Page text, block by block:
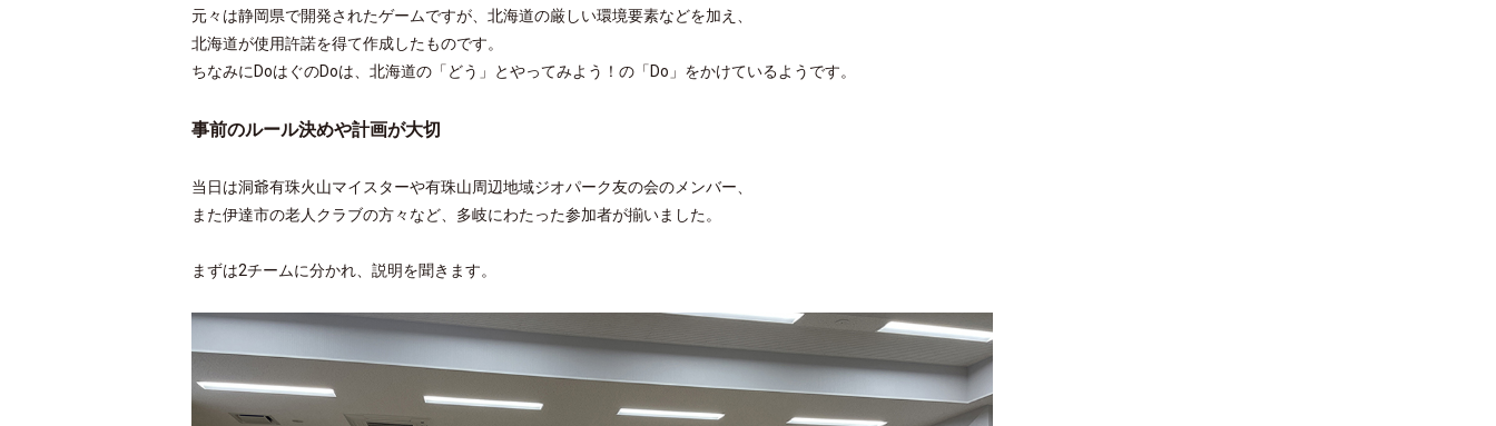
元々は静岡県で開発されたゲームですが、北海道の厳しい環境要素などを加え、
北海道が使用許諾を得て作成したものです。
ちなみにDoはぐのDoは、北海道の「どう」とやってみよう！の「Do」をかけているようです。
事前のルール決めや計画が大切
当日は洞爺有珠火山マイスターや有珠山周辺地域ジオパーク友の会のメンバー、
また伊達市の老人クラブの方々など、多岐にわたった参加者が揃いました。
まずは2チームに分かれ、説明を聞きます。